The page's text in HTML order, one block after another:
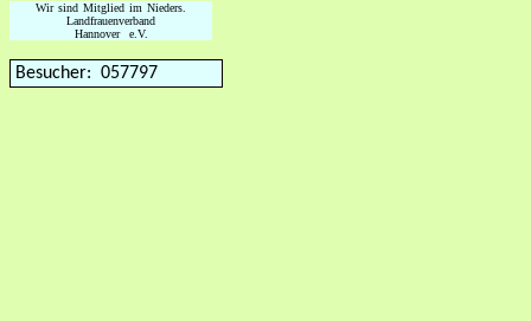
Wir sind Mitglied im Nieders.
Landfrauenverband
Hannover e.V.
Besucher: 057797